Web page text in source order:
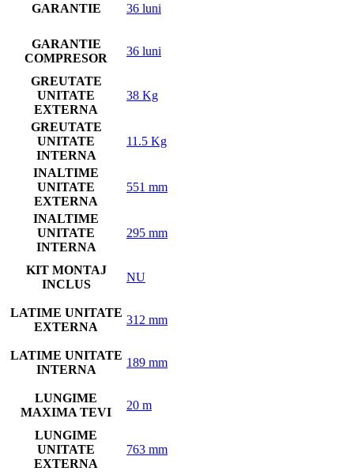
GARANTIE 36 luni
GARANTIE
COMPRESOR
36 luni
GREUTATE
UNITATE
EXTERNA
38 Kg
GREUTATE
UNITATE
INTERNA
11.5 Kg
INALTIME
UNITATE
EXTERNA
551 mm
INALTIME
UNITATE
INTERNA
295 mm
KIT MONTAJ
INCLUS
NU
LATIME UNITATE
EXTERNA
312 mm
LATIME UNITATE
INTERNA
189 mm
LUNGIME
MAXIMA TEVI
20 m
LUNGIME
UNITATE
EXTERNA
763 mm